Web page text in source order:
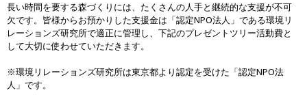
長い時間を要する森づくりには、たくさんの人手と継続的な支援が不可
欠です。皆様からお預かりした支援金は「認定NPO法人」である環境リ
レーションズ研究所で適正に管理し、下記のプレゼントツリー活動費と
して大切に使わせていただきます。
※環境リレーションズ研究所は東京都より認定を受けた「認定NPO法
人」です。